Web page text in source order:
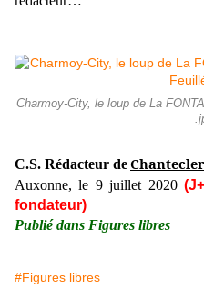
Charmoy-City, le loup de La
C.S. Rédacteur deChantecler
Auxonne, le 9 juillet 2020
fondateur)
Publié dans Figures libres
#Figures libres